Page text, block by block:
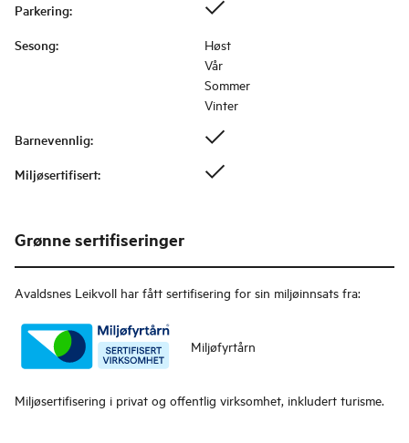
Parkering:
Sesong:
Høst
Vår
Sommer
Vinter
Barnevennlig:
Miljøsertifisert:
Grønne sertifiseringer
Avaldsnes Leikvoll har fått sertifisering for sin miljøinnsats fra:
Miljøfyrtårn
Miljøsertifisering i privat og offentlig virksomhet, inkludert turisme.